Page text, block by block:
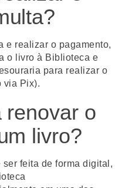
e realizar o pagamento,
o livro à Biblioteca e
para realizar o
via Pix).
renovar o
livro?
feita de forma digital,